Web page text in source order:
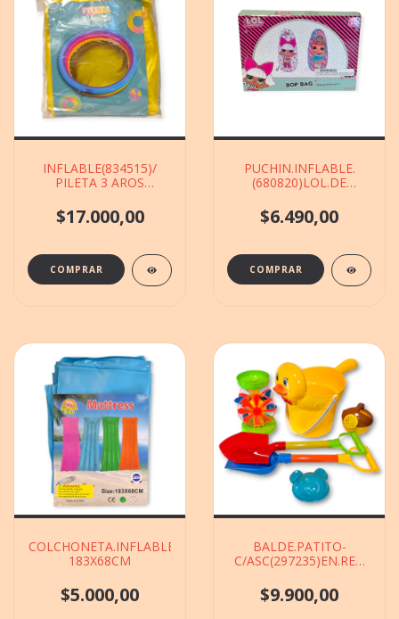
INFLABLE(834515)/
PILETA 3 AROS
$17.000,00
PUCHIN.INFLABLE.
(680820)LOL.DE
$6.490,00
COLCHONETA.INFLABLE(133224)VS.COLORES
183X68CM
$5.000,00
BALDE.PATITO-
C/ASC(297235)EN.RED
$9.900,00